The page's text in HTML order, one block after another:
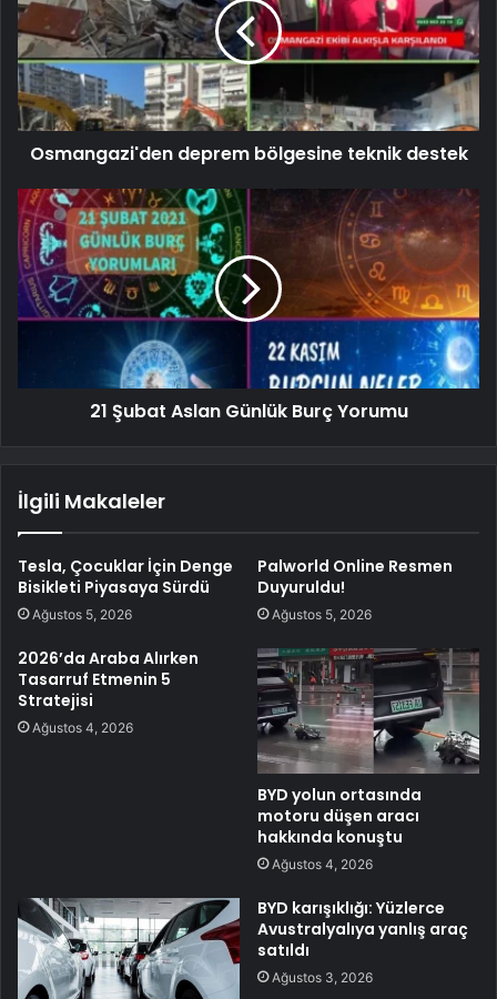
Osmangazi'den deprem bölgesine teknik destek
21 Şubat Aslan Günlük Burç Yorumu
İlgili Makaleler
Tesla, Çocuklar İçin Denge
Bisikleti Piyasaya Sürdü
Ağustos 5, 2026
Palworld Online Resmen
Duyuruldu!
Ağustos 5, 2026
2026’da Araba Alırken
Tasarruf Etmenin 5
Stratejisi
Ağustos 4, 2026
BYD yolun ortasında
motoru düşen aracı
hakkında konuştu
Ağustos 4, 2026
BYD karışıklığı: Yüzlerce
Avustralyalıya yanlış araç
satıldı
Ağustos 3, 2026